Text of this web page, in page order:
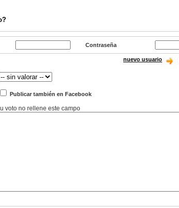
Contraseña
nuevo usuario
Publicar también en Facebook
voto no rellene este campo